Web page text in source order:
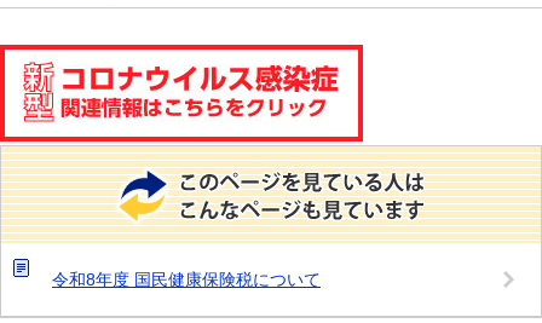
令和8年度 国民健康保険税について